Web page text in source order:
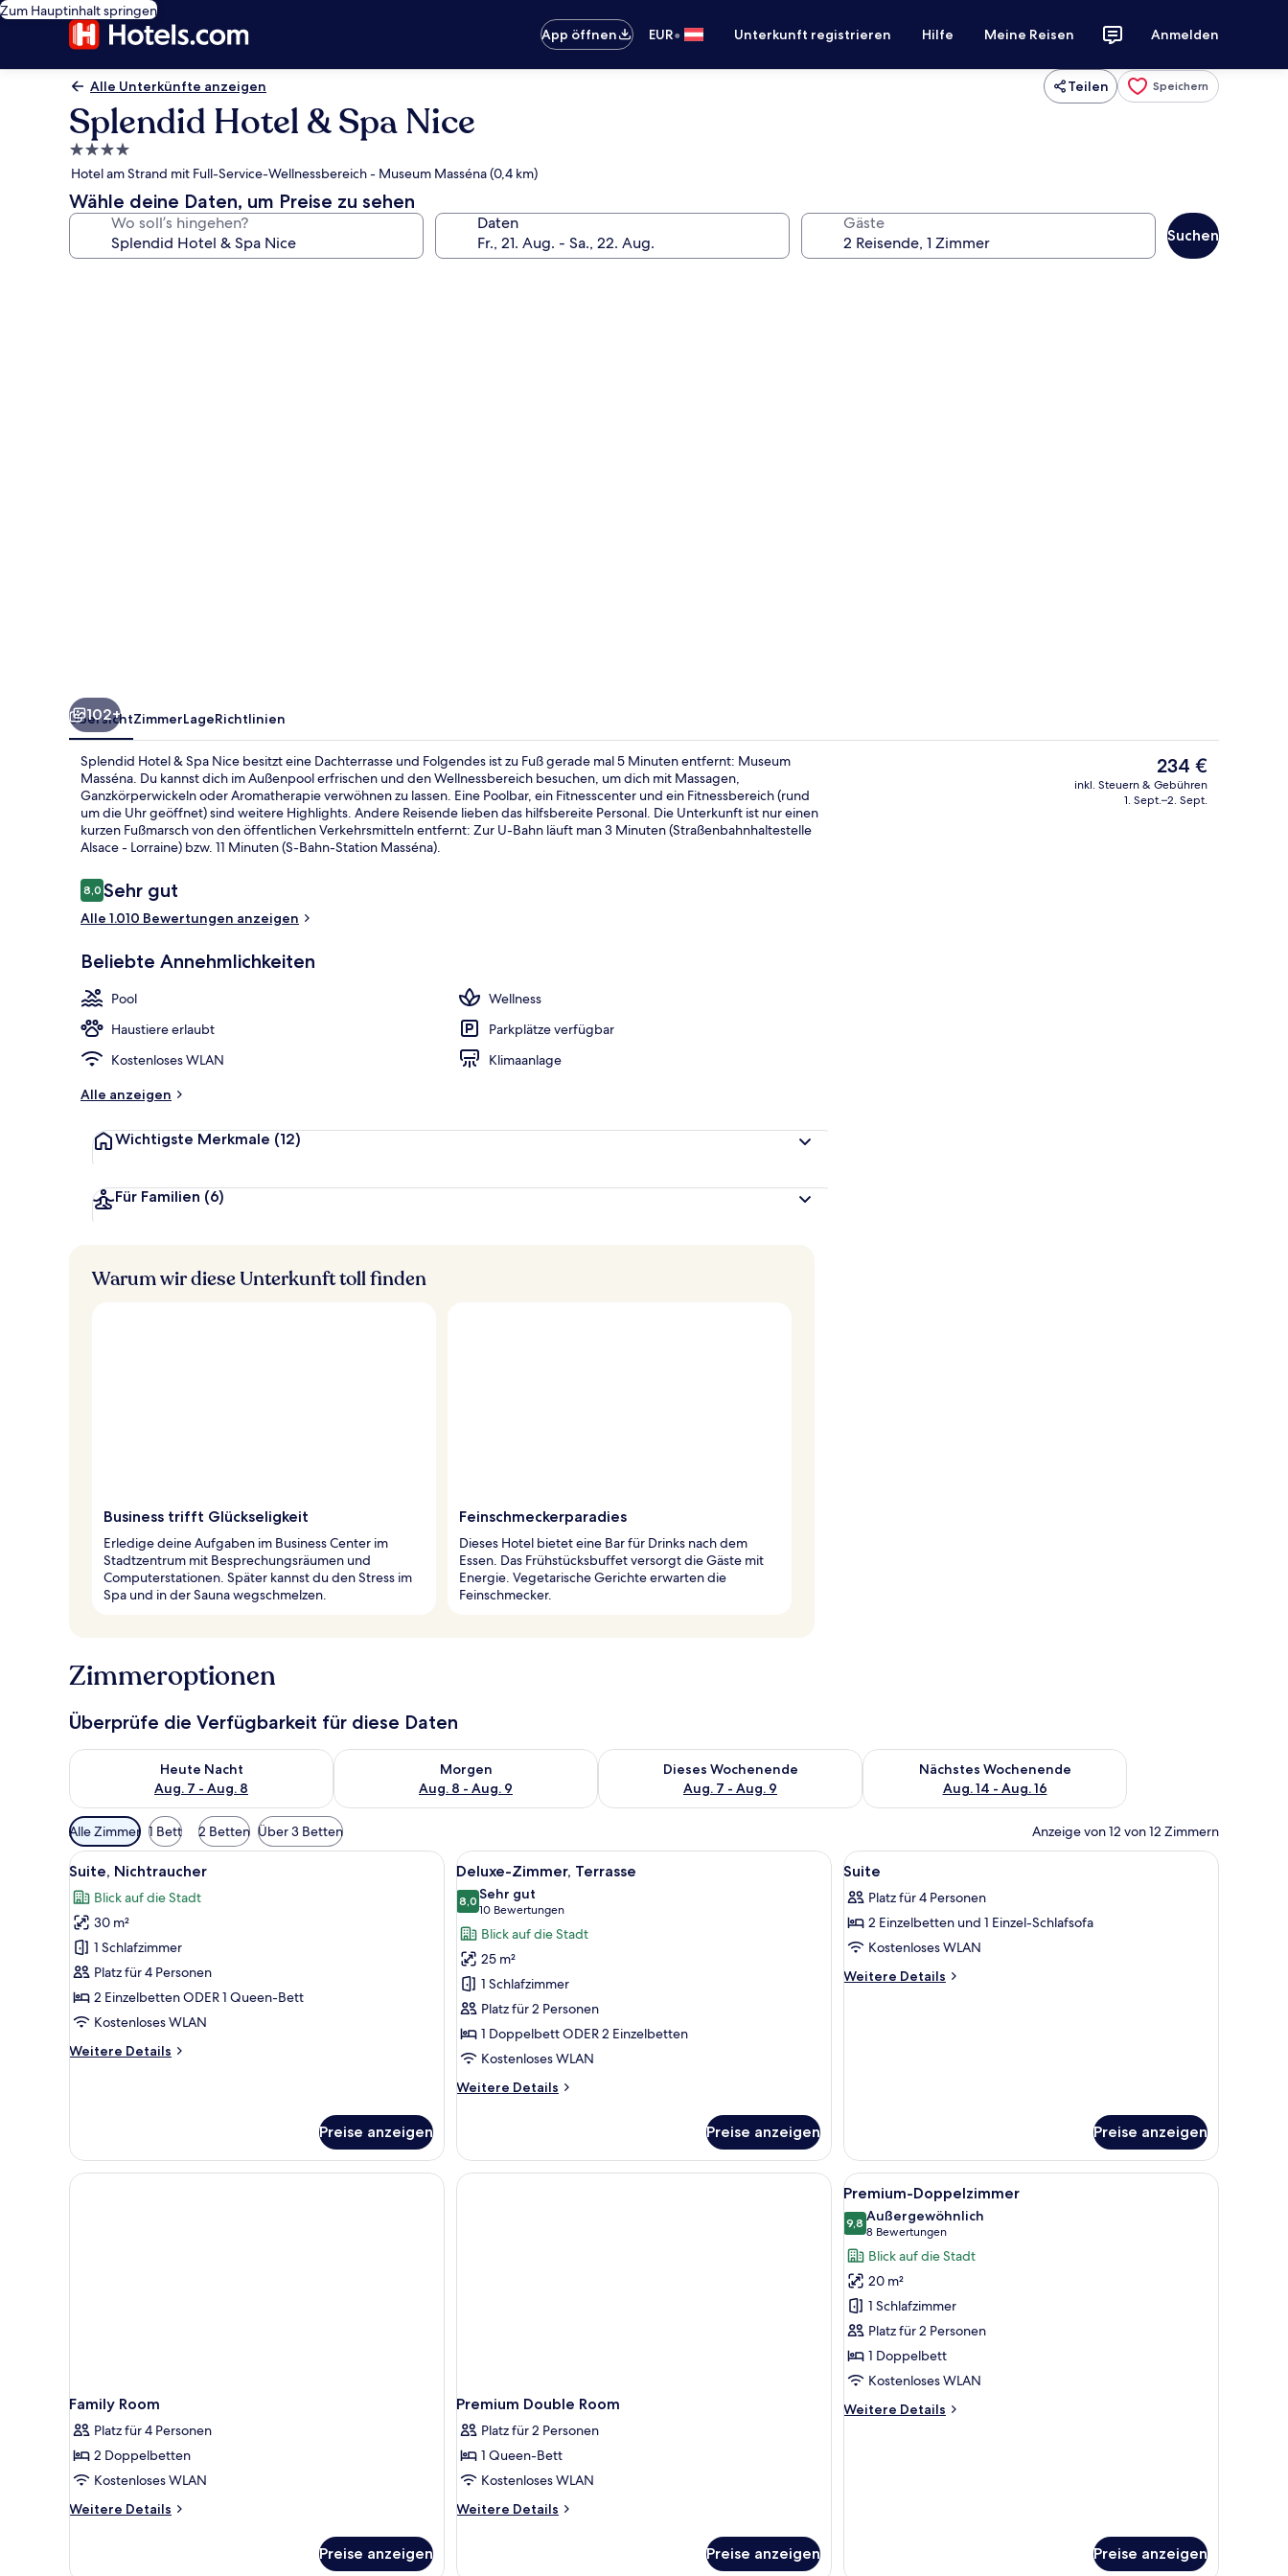
Zum Hauptinhalt springen
App öffnen
EUR• Unterkunft registrieren Hilfe Meine Reisen Anmelden
Alle Unterkünfte anzeigen Teilen Speichern
Splendid Hotel & Spa Nice
4.0-
Sterne-
Unterkunft
Hotel am Strand mit Full-Service-Wellnessbereich - Museum Masséna (0,4 km)
Wähle deine Daten, um Preise zu sehen
Wo soll’s hingehen? Daten Gäste
Suchen
Behandlungsräume für Paare, Whirlpool, Dampfbad, Türkisches Bad/Hamam
Außenbereich
102+
ÜbersichtZimmerLageRichtlinien
Splendid Hotel & Spa Nice besitzt eine Dachterrasse und Folgendes ist zu Fuß gerade mal 5 Minuten entfernt: Museum
Masséna. Du kannst dich im Außenpool erfrischen und den Wellnessbereich besuchen, um dich mit Massagen,
Ganzkörperwickeln oder Aromatherapie verwöhnen zu lassen. Eine Poolbar, ein Fitnesscenter und ein Fitnessbereich (rund
um die Uhr geöffnet) sind weitere Highlights. Andere Reisende lieben das hilfsbereite Personal. Die Unterkunft ist nur einen
kurzen Fußmarsch von den öffentlichen Verkehrsmitteln entfernt: Zur U-Bahn läuft man 3 Minuten (Straßenbahnhaltestelle
Alsace - Lorraine) bzw. 11 Minuten (S-Bahn-Station Masséna).
Bewertungen
8,08,0 von 10.
Sehr gut
Alle 1.010 Bewertungen anzeigen
Beliebte Annehmlichkeiten
Pool
Wellness
Haustiere erlaubt
Parkplätze verfügbar
Kostenloses WLAN
Klimaanlage
Alle anzeigen
Wichtigste Merkmale (12)
Für Familien (6)
Der
aktuelle
Preis
234 €
inkl. Steuern & Gebühren
1. Sept.–2. Sept.
Warum wir diese Unterkunft toll finden
Business trifft Glückseligkeit
Erledige deine Aufgaben im Business Center im
Stadtzentrum mit Besprechungsräumen und
Computerstationen. Später kannst du den Stress im
Spa und in der Sauna wegschmelzen.
Feinschmeckerparadies
Dieses Hotel bietet eine Bar für Drinks nach dem
Essen. Das Frühstücksbuffet versorgt die Gäste mit
Energie. Vegetarische Gerichte erwarten die
Feinschmecker.
Zimmeroptionen
Überprüfe die Verfügbarkeit für diese Daten
Heute Nacht
Aug. 7 - Aug. 8
Überprüfe die Verfügbarkeit für heute Nacht, Aug. 7 - Aug. 8.
Morgen
Aug. 8 - Aug. 9
Überprüfe die Verfügbarkeit für morgen, Aug. 8 - Aug. 9.
Dieses Wochenende
Aug. 7 - Aug. 9
Überprüfe die Verfügbarkeit für dieses Wochenende, Aug. 7 - Aug. 9.
Nächstes Wochenende
Aug. 14 - Aug. 16
Überprüfe die Verfügbarkeit für nächstes Wochenende, Aug.
Verfügbare
Filter
für
Zimmer
Alle Zimmer 1 Bett 2 Betten Über 3 Betten Anzeige von 12 von 12 Zimmern
Alle
Fotos
für
Suite,
Nichtraucher
anzeigen
Ein Hotelzimmer mit einem Bett, zwei Stühlen, einem kleinen Tisch mit einer Vase, einer Lampe und einem Kleiderschrank.
5
Suite, Nichtraucher
Blick auf die Stadt
30 m²
1 Schlafzimmer
Platz für 4 Personen
2 Einzelbetten ODER 1 Queen-Bett
Kostenloses WLAN
Weitere Details
Weitere
Preise anzeigen
Alle
Fotos
für
Deluxe-
Zimmer,
Terrasse
anzeigen
Ein Doppelbett mit einem gesteppten Kopfteil, zwei Nachttische mit Lampen, ein großer Spiegel und ein blauer
14
Deluxe-Zimmer, Terrasse
8,08,0 von 10
Sehr gut
10 Bewertungen
(10
Bewertungen)
Blick auf die Stadt
25 m²
1 Schlafzimmer
Platz für 2 Personen
1 Doppelbett ODER 2 Einzelbetten
Kostenloses WLAN
Weitere Details
Weitere
Zimmer,
Terrasse
Preise anzeigen
Alle
Fotos
für
Suite
anzeigen
3
Suite
Platz für 4 Personen
2 Einzelbetten und 1 Einzel-Schlafsofa
Kostenloses WLAN
Weitere Details
Weitere
Preise anzeigen
Family Room
Platz für 4 Personen
2 Doppelbetten
Kostenloses WLAN
Weitere Details
Weitere
Preise anzeigen
Premium Double Room
Platz für 2 Personen
1 Queen-Bett
Kostenloses WLAN
Weitere Details
Weitere
Preise anzeigen
Alle
Fotos
für
Premium-
Doppelzimmer
anzeigen
Ein Hotelzimmer mit Bett, Schreibtisch,
3
Premium-Doppelzimmer
9,89,8 von 10
Außergewöhnlich
8 Bewertungen
(8
Bewertungen)
Blick auf die Stadt
20 m²
1 Schlafzimmer
Platz für 2 Personen
1 Doppelbett
Kostenloses WLAN
Weitere Details
Weitere
Preise anzeigen